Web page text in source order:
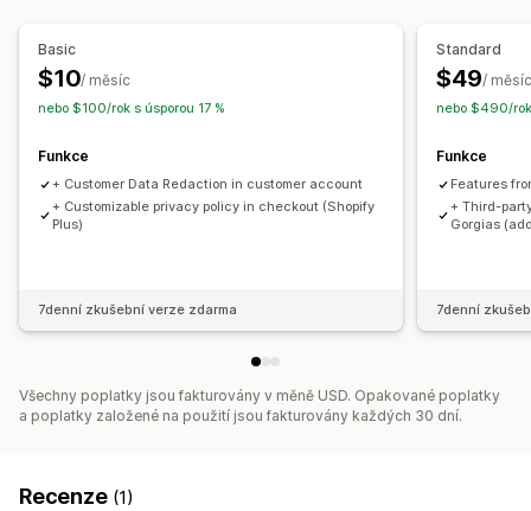
Basic
$10/ měsíc
nebo $100/rok s úsporou 17 %
Funkce
+ Customer Data Redaction in customer account
+ Customizable privacy policy in checkout (Shopify
Plus)
7denní zkušební verze zdarma
Standard
$49/ měsíc
nebo $490/rok
Funkce
Features
+ Third-
Gorgias
7denní
Všechny poplatky jsou fakturovány v měně USD. Opakované poplatky
a poplatky založené na použití jsou fakturovány každých 30 dní.
Recenze (1)